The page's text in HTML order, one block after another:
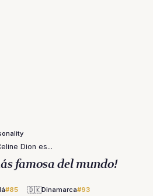
Dion es...
famosa del mundo!
#85 🇩🇰Dinamarca#93